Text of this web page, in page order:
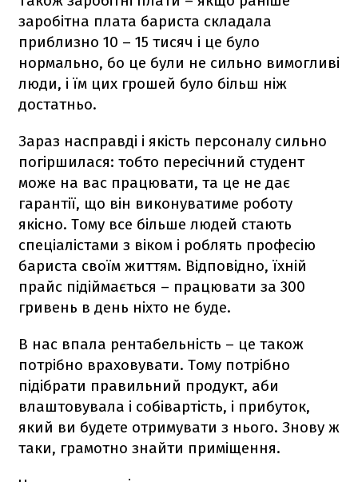
заробітна плата бариста складала
приблизно 10 – 15 тисяч і це було
нормально, бо це були не сильно вимогливі
люди, і їм цих грошей було більш ніж
достатньо.
Зараз насправді і якість персоналу сильно
погіршилася: тобто пересічний студент
може на вас працювати, та це не дає
гарантії, що він виконуватиме роботу
якісно. Тому все більше людей стають
спеціалістами з віком і роблять професію
бариста своїм життям. Відповідно, їхній
прайс підіймається – працювати за 300
гривень в день ніхто не буде.
В нас впала рентабельність – це також
потрібно враховувати. Тому потрібно
підібрати правильний продукт, аби
влаштовувала і собівартість, і прибуток,
який ви будете отримувати з нього. Знову ж
таки, грамотно знайти приміщення.